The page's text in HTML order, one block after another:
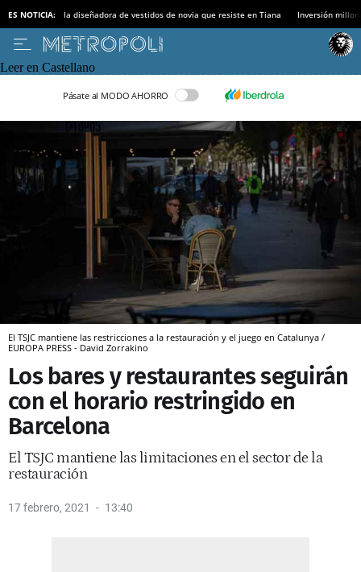
ES NOTICIA: la diseñadora de vestidos de novia que resiste en Tiana Inversión
Leer en Castellano
Pásate al MODO AHORRO
El TSJC mantiene las restricciones a la restauración y el juego en Catalunya /
EUROPA PRESS - David Zorrakino
Los bares y restaurantes seguirán
con el horario restringido en
Barcelona
El TSJC mantiene las limitaciones en el sector de la
restauración
17 febrero, 2021 13:40